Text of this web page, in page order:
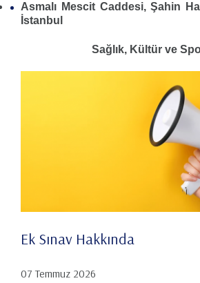
Asmalı Mescit Caddesi, Şahin
İstanbul
Sağlık, Kültür ve
Ek Sınav Hakkında
07 Temmuz 2026